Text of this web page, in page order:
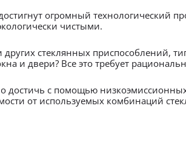
огромный технологический
чистыми.
стеклянных приспособлений,
и двери? Все это требует
достичь с помощью
от используемых комбинаций